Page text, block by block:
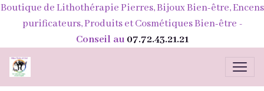
Boutique de Lithothérapie Pierres, Bijoux Bien-être, Encens
purificateurs, Produits et Cosmétiques Bien-être -
Conseil au 07.72.43.21.21